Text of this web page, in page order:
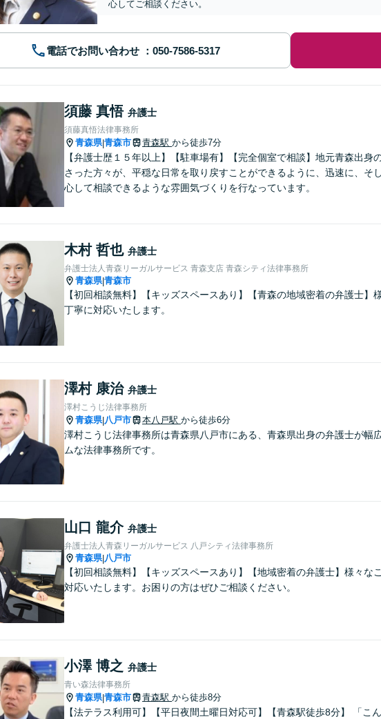
心してご相談ください。
電話でお問い合わせ
須藤 真悟 弁護士
須藤真悟法律事務所
青森県|青森市 青森駅 から徒歩7分
【弁護士歴１５年以上】【駐車場有】【完全個室で相談】地元青森出身
さった方々が、平穏な日常を取り戻すことができるように、迅速に、そ
心して相談できるような雰囲気づくりを行なっています。
木村 哲也 弁護士
弁護士法人青森リーガルサービス 青森支店 青森シティ法律事務所
青森県|青森市
【初回相談無料】【キッズスペースあり】【青森の地域密着の弁護士】
丁寧に対応いたします。
澤村 康治 弁護士
澤村こうじ法律事務所
青森県|八戸市 本八戸駅 から徒歩6分
澤村こうじ法律事務所は青森県八戸市にある、青森県出身の弁護士が幅
ムな法律事務所です。
山口 龍介 弁護士
弁護士法人青森リーガルサービス 八戸シティ法律事務所
青森県|八戸市
【初回相談無料】【キッズスペースあり】【地域密着の弁護士】様々な
対応いたします。お困りの方はぜひご相談ください。
小澤 博之 弁護士
青い森法律事務所
青森県|青森市 青森駅 から徒歩8分
【法テラス利用可】【平日夜間土曜日対応可】【青森駅徒歩8分】 「こ